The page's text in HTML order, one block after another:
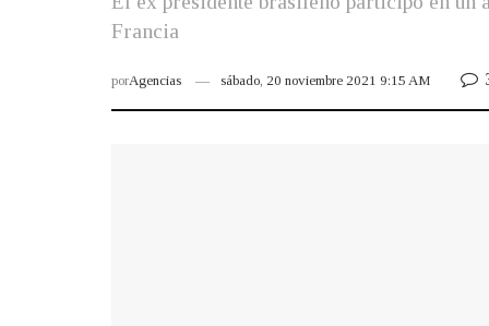
Francia
porAgencias sábado, 20 noviembre 2021 9:15 AM